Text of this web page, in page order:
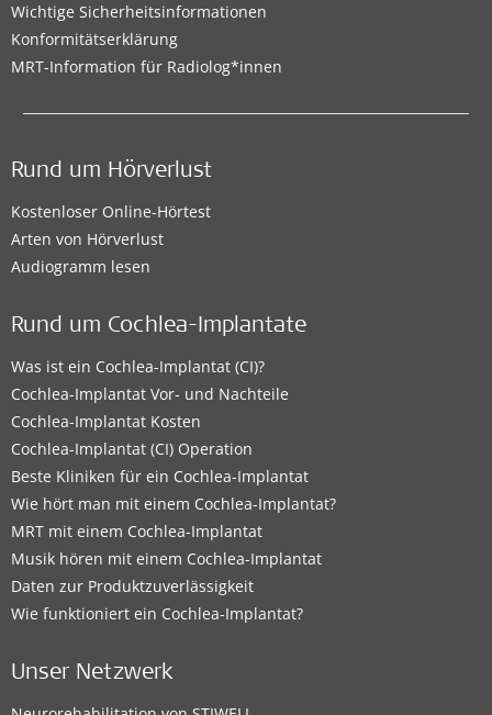
Wichtige Sicherheitsinformationen
Konformitätserklärung
MRT-Information für Radiolog*innen
Rund um Hörverlust
Kostenloser Online-Hörtest
Arten von Hörverlust
Audiogramm lesen
Rund um Cochlea-Implantate
Was ist ein Cochlea-Implantat (CI)?
Cochlea-Implantat Vor- und Nachteile
Cochlea-Implantat Kosten
Cochlea-Implantat (CI) Operation
Beste Kliniken für ein Cochlea-Implantat
Wie hört man mit einem Cochlea-Implantat?
MRT mit einem Cochlea-Implantat
Musik hören mit einem Cochlea-Implantat
Daten zur Produktzuverlässigkeit
Wie funktioniert ein Cochlea-Implantat?
Unser Netzwerk